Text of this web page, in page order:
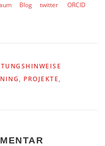
Blog twitter
ORCID
, PROJEKTE,